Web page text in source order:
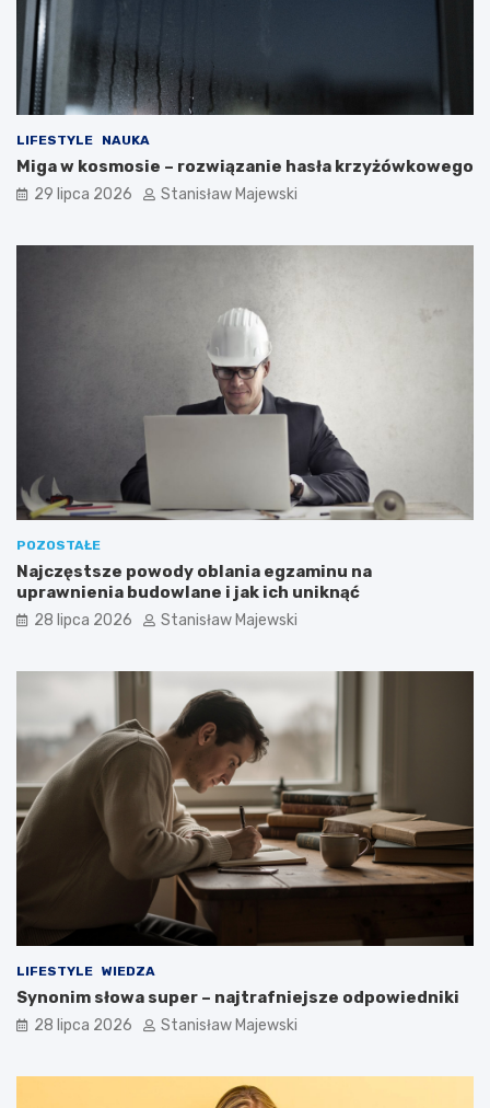
LIFESTYLE NAUKA
Miga w kosmosie – rozwiązanie hasła krzyżówkowego
29 lipca 2026 Stanisław Majewski
POZOSTAŁE
Najczęstsze powody oblania egzaminu na
uprawnienia budowlane i jak ich uniknąć
28 lipca 2026 Stanisław Majewski
LIFESTYLE WIEDZA
Synonim słowa super – najtrafniejsze odpowiedniki
28 lipca 2026 Stanisław Majewski